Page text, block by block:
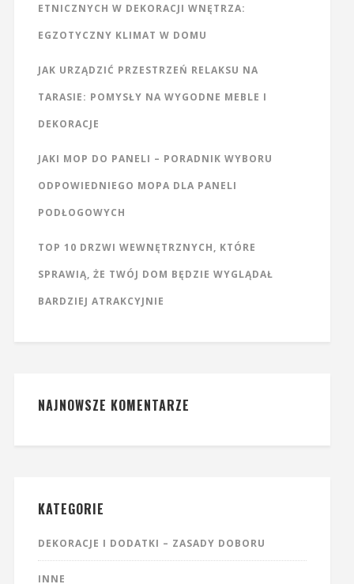
ETNICZNYCH W DEKORACJI WNĘTRZA:
EGZOTYCZNY KLIMAT W DOMU
JAK URZĄDZIĆ PRZESTRZEŃ RELAKSU NA
TARASIE: POMYSŁY NA WYGODNE MEBLE I
DEKORACJE
JAKI MOP DO PANELI – PORADNIK WYBORU
ODPOWIEDNIEGO MOPA DLA PANELI
PODŁOGOWYCH
TOP 10 DRZWI WEWNĘTRZNYCH, KTÓRE
SPRAWIĄ, ŻE TWÓJ DOM BĘDZIE WYGLĄDAŁ
BARDZIEJ ATRAKCYJNIE
NAJNOWSZE KOMENTARZE
KATEGORIE
DEKORACJE I DODATKI – ZASADY DOBORU
INNE